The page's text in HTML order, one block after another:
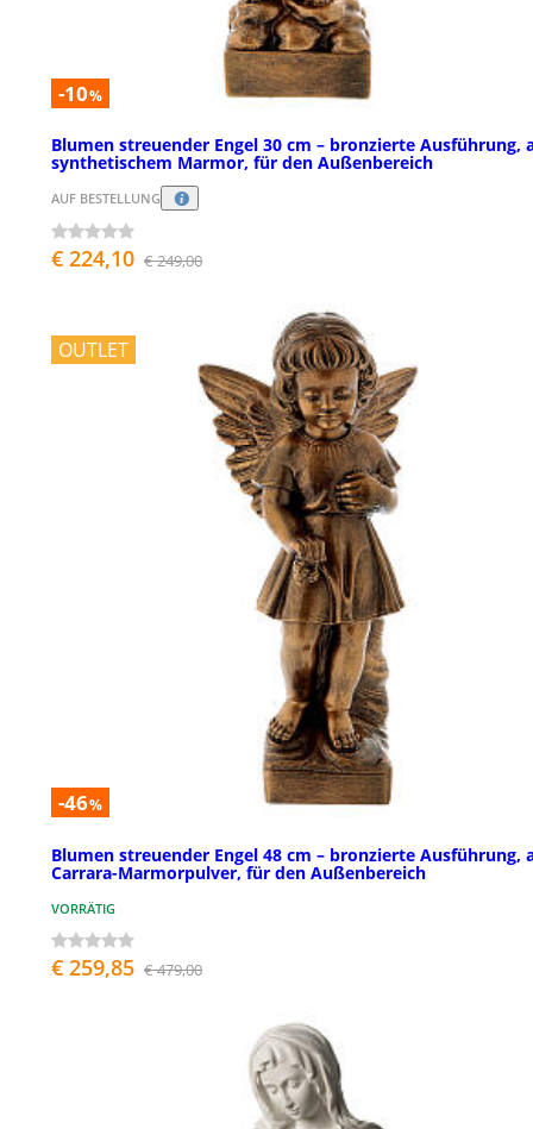
-10%
Blumen streuender Engel 30 cm – bronzierte Ausführung,
synthetischem Marmor, für den Außenbereich
AUF BESTELLUNG
€ 224,10 € 249,00
OUTLET
-46%
Blumen streuender Engel 48 cm – bronzierte Ausführung,
Carrara-Marmorpulver, für den Außenbereich
VORRÄTIG
€ 259,85 € 479,00